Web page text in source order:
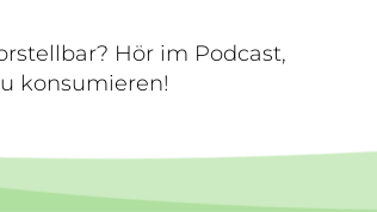
Hör im Podcast,
konsumieren!